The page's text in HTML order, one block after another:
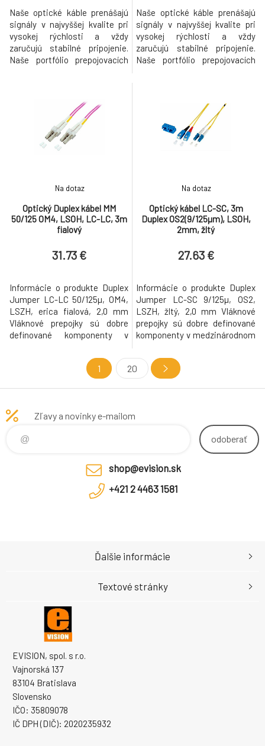
Naše optické káble prenášajú
signály v najvyššej kvalite pri
vysokej rýchlosti a vždy
zaručujú stabilné pripojenie.
Naše portfólio prepojovacích
kábla. Goobay vždy poskytuje
perfektné produkty pre vaše
sieťové potreby – či už chcete
vytvoriť domácu alebo firemnú
Naše optické káble prenášajú
signály v najvyššej kvalite pri
vysokej rýchlosti a vždy
zaručujú stabilné pripojenie.
Naše portfólio prepojovacích
kábla. Goobay vždy poskytuje
perfektné produkty pre vaše
sieťové potreby – či už chcete
vytvoriť domácu alebo firemnú
Optický Duplex kábel MM
50/125 OM4, LSOH, LC-LC, 3m
fialový
Na dotaz
31.73 €
Informácie o produkte Duplex
Jumper LC-LC 50/125µ, OM4,
LSZH, erica fialová, 2,0 mm
Vláknové prepojky sú dobre
definované komponenty v
štruktúrovanej kabeláže
ISO/IEC11801. Vďaka mnohým
rôznym sieťovým protokolom
škála konektorov. Niektoré z
Optický kábel LC-SC, 3m
Duplex OS2(9/125µm), LSOH,
2mm, žltý
Na dotaz
27.63 €
Informácie o produkte Duplex
Jumper LC-SC 9/125µ, OS2,
LSZH, žltý, 2,0 mm Vláknové
prepojky sú dobre definované
komponenty v medzinárodnom
kabeláže ISO/IEC11801. Vďaka
mnohým rôznym sieťovým
protokolom vytvoreným za
1 20
Zľavy a novinky e-mailom
odoberať
shop@evision.sk
+421 2 4463 1581
EVISION, spol. s r.o.
Vajnorská 137
83104 Bratislava
Slovensko
IČO: 35809078
IČ DPH (DIČ): 2020235932
Ďalšie informácie
Textové stránky